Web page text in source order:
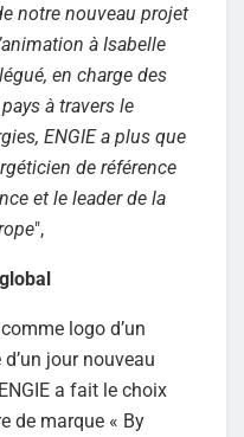
notre nouveau projet
à Isabelle
en charge des
à travers le
ENGIE a plus que
de référence
et le leader de la
",
logo d’un
jour nouveau
a fait le choix
de marque « By